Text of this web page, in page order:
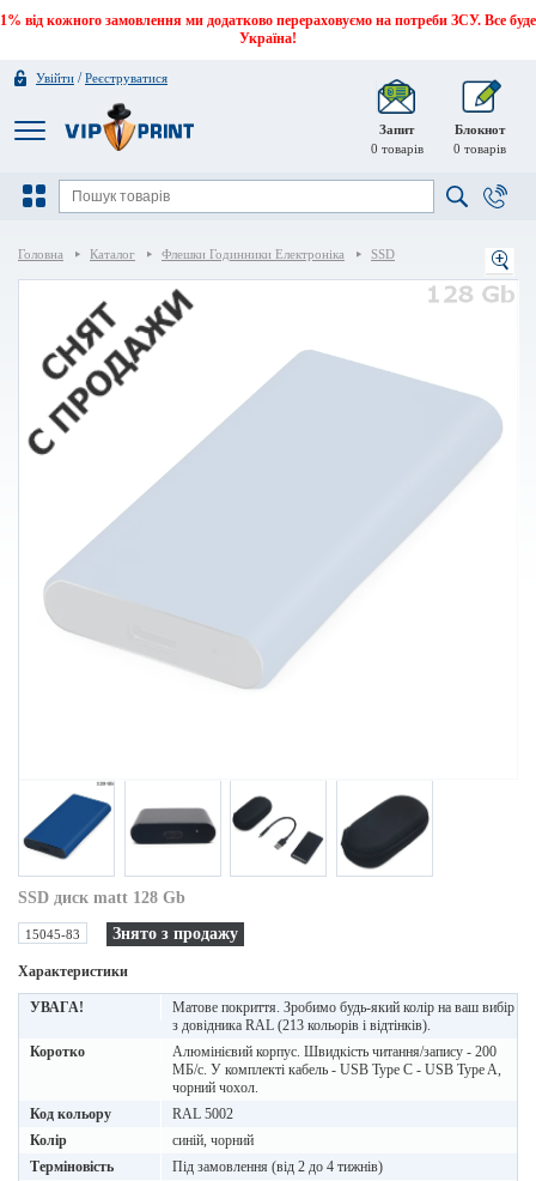
1% від кожного замовлення ми додатково перераховуємо на потреби ЗСУ. Все буде
Україна!
Увійти /Реєструватися
Запит
0 товарів
Блокнот
0 товарів
Головна Каталог Флешки Годинники Електроніка SSD
SSD диск matt 128 Gb
15045-83 Знято з продажу
Характеристики
УВАГА!
Матове покриття. Зробимо будь-який колір на ваш вибір
з довідника RAL (213 кольорів і відтінків).
Коротко
Алюмінієвий корпус. Швидкість читання/запису - 200
МБ/с. У комплекті кабель - USB Type C - USB Type A,
чорний чохол.
Код кольору
RAL 5002
Колір
синій, чорний
Терміновість
Під замовлення (від 2 до 4 тижнів)